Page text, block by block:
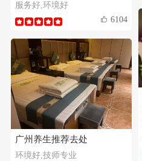
服务好,环境好
6104
广州养生推荐去处
环境好,技师专业